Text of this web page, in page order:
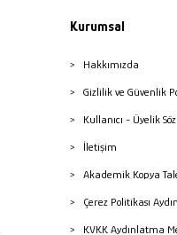
Kurumsal
Hakkımızda
Gizlilik ve Güvenlik
Kullanıcı - Üyelik
İletişim
Akademik Kopya
Çerez Politikası
KVKK Aydınlatma